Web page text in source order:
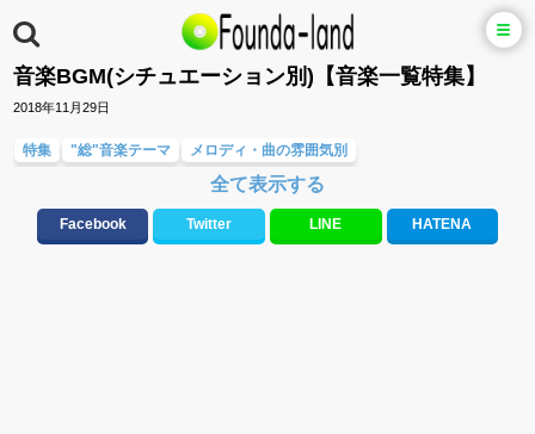
音楽BGM(シチュエーション別)【音楽一覧特集】
2018年11月29日
特集 "総"音楽テーマ メロディ・曲の雰囲気別
勉強・試験・受験応援ソング 知識に役立つ歌
全て表示する
Facebook Twitter LINE HATENA